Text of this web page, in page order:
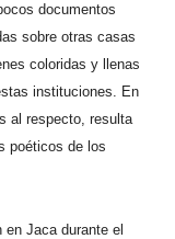
documentos
sobre otras casas
coloridas y llenas
instituciones. En
al respecto, resulta
poéticos de los
en Jaca durante el